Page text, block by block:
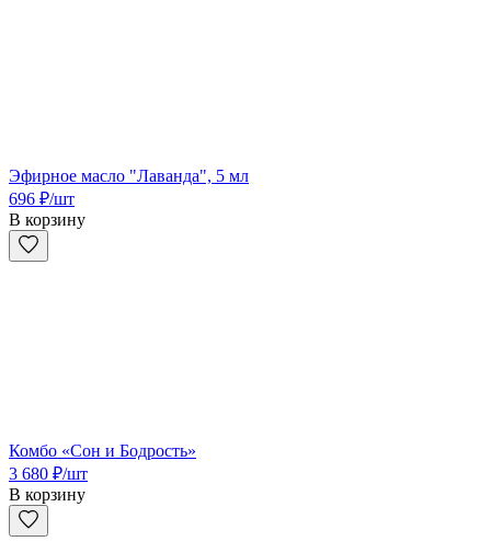
Эфирное масло "Лаванда", 5 мл
696 ₽/шт
В корзину
Комбо «Сон и Бодрость»
3 680 ₽/шт
В корзину